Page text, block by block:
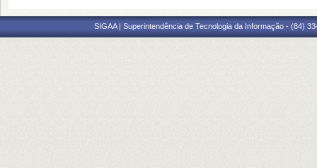
SIGAA | Superintendência de Tecnologia da Informação - (84)